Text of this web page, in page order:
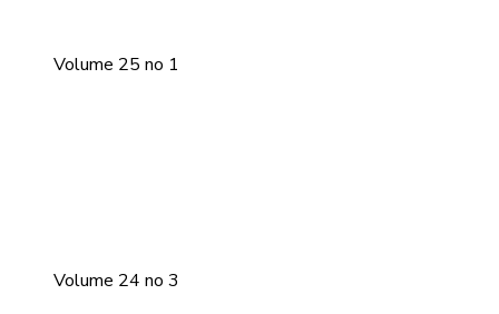
Volume 25 no 1
Volume 24 no 3